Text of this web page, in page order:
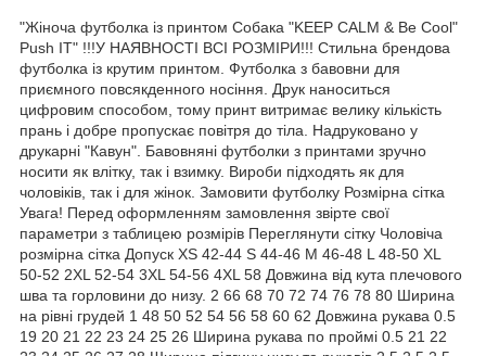
"Жіноча футболка із принтом Собака "KEEP CALM & Be Cool"
Push IT" !!!У НАЯВНОСТІ ВСІ РОЗМІРИ!!! Стильна брендова
футболка із крутим принтом. Футболка з бавовни для
приємного повсякденного носіння. Друк наноситься
цифровим способом, тому принт витримає велику кількість
прань і добре пропускає повітря до тіла. Надруковано у
друкарні "Кавун". Бавовняні футболки з принтами зручно
носити як влітку, так і взимку. Вироби підходять як для
чоловіків, так і для жінок. Замовити футболку Розмірна сітка
Увага! Перед оформленням замовлення звірте свої
параметри з таблицею розмірів Переглянути сітку Чоловіча
розмірна сітка Допуск XS 42-44 S 44-46 M 46-48 L 48-50 XL
50-52 2XL 52-54 3XL 54-56 4XL 58 Довжина від кута плечового
шва та горловини до низу. 2 66 68 70 72 74 76 78 80 Ширина
на рівні грудей 1 48 50 52 54 56 58 60 62 Довжина рукава 0.5
19 20 21 22 23 24 25 26 Ширина рукава по проймі 0.5 21 22